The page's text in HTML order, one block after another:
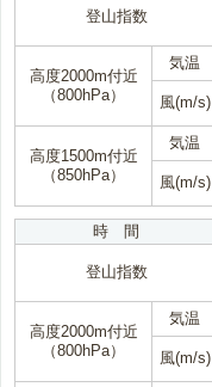
登山指数
高度2000m付近
（800hPa）
気温
風(m/s)
高度1500m付近
（850hPa）
気温
風(m/s)
時 間
登山指数
高度2000m付近
（800hPa）
気温
風(m/s)